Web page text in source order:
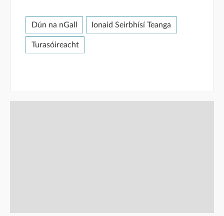
Dún na nGall Ionaid Seirbhísí Teanga
Turasóireacht